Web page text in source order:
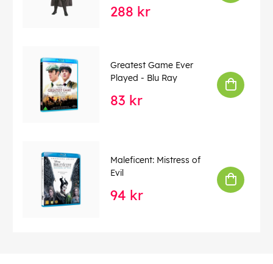
288 kr
Greatest Game Ever
Played - Blu Ray
83 kr
Maleficent: Mistress of
Evil
94 kr